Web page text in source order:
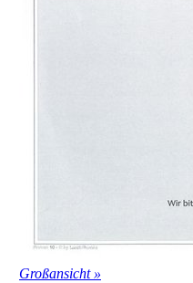
Großansicht »